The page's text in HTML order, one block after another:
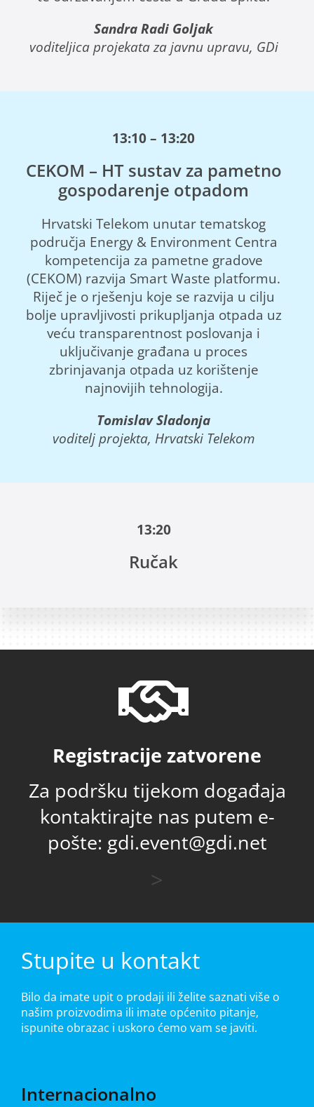
Sandra Radi Goljak
voditeljica projekata za javnu upravu, GDi
13:10 – 13:20
CEKOM – HT sustav za pametno
gospodarenje otpadom
Hrvatski Telekom unutar tematskog
područja Energy & Environment Centra
kompetencija za pametne gradove
(CEKOM) razvija Smart Waste platformu.
Riječ je o rješenju koje se razvija u cilju
bolje upravljivosti prikupljanja otpada uz
veću transparentnost poslovanja i
uključivanje građana u proces
zbrinjavanja otpada uz korištenje
najnovijih tehnologija.
Tomislav Sladonja
voditelj projekta, Hrvatski Telekom
13:20
Ručak
Registracije zatvorene
Za podršku tijekom događaja
kontaktirajte nas putem e-
pošte: gdi.event@gdi.net
>
Stupite u kontakt
Bilo da imate upit o prodaji ili želite saznati više o
našim proizvodima ili imate općenito pitanje,
ispunite obrazac i uskoro ćemo vam se javiti.
Internacionalno